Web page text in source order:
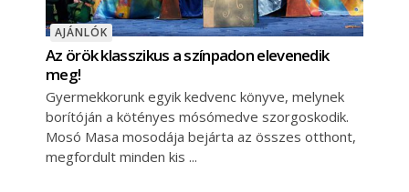
AJÁNLÓK
Az örök klasszikus a színpadon elevenedik
meg!
Gyermekkorunk egyik kedvenc könyve, melynek
borítóján a kötényes mósómedve szorgoskodik.
Mosó Masa mosodája bejárta az összes otthont,
megfordult minden kis